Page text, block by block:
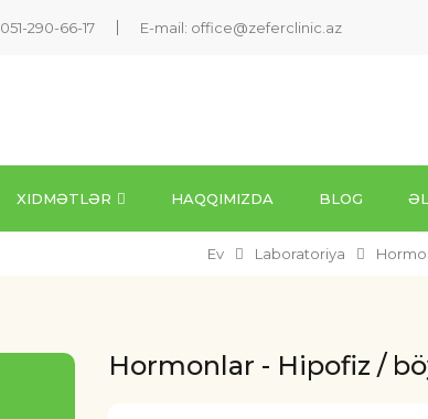
051-290-66-17 E-mail: office@zeferclinic.az
XIDMƏTLƏR HAQQIMIZDA BLOG
Ev Laboratoriya
Hormonlar - Hipofiz /